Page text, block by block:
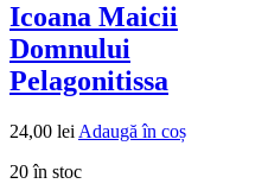
Icoana Maicii
Domnului
Pelagonitissa
24,00 lei Adaugă în coș
20 în stoc